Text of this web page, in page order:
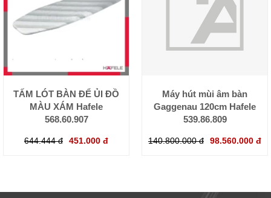
TẤM LÓT BÀN ĐỂ ỦI ĐỒ
MÀU XÁM Hafele
568.60.907
644.444 đ 451.000 đ
Máy hút mùi âm bàn
Gaggenau 120cm Hafele
539.86.809
140.800.000 đ 98.560.000 đ